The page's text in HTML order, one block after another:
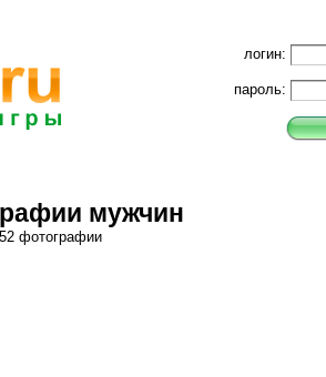
логин:
пароль:
мужчин
фотографии